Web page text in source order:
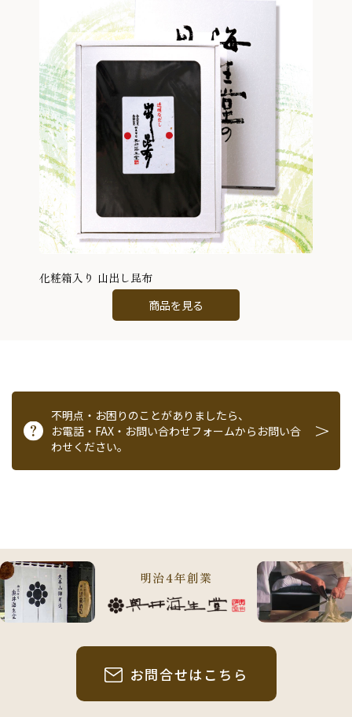
化粧箱入り 山出し昆布
商品を見る
不明点・お困りのことがありましたら、
お電話・FAX・お問い合わせフォームからお問い合
わせください。
明治4年創業
お問合せはこちら